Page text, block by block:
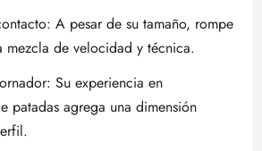
A pesar de su tamaño, rompe
mezcla de velocidad y técnica.
Su experiencia en
patadas agrega una dimensión